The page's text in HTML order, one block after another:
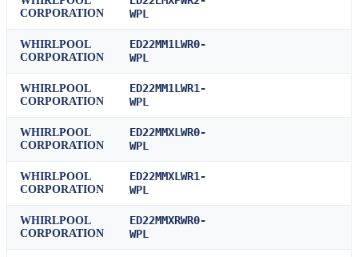
CORPORATION
WPL
WHIRLPOOL
CORPORATION
ED22MM1LWR0-
WPL
WHIRLPOOL
CORPORATION
ED22MM1LWR1-
WPL
WHIRLPOOL
CORPORATION
ED22MMXLWR0-
WPL
WHIRLPOOL
CORPORATION
ED22MMXLWR1-
WPL
WHIRLPOOL
CORPORATION
ED22MMXRWR0-
WPL